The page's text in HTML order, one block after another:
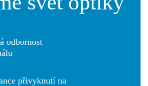
odbornost
přivyknutí na